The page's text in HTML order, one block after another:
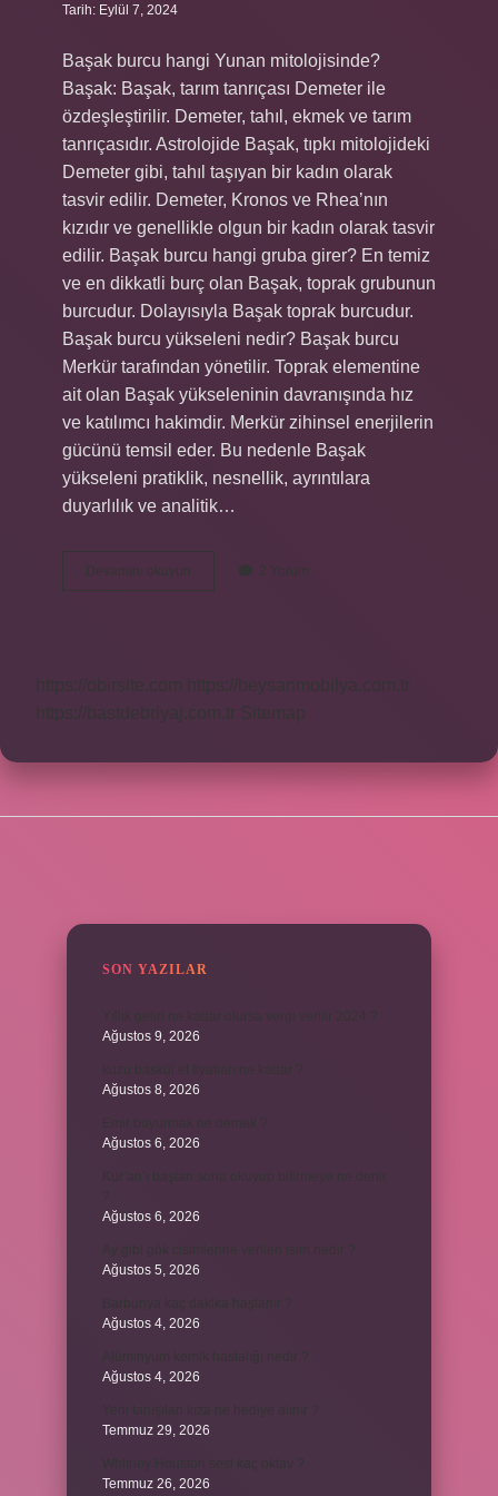
Tarih: Eylül 7, 2024
Başak burcu hangi Yunan mitolojisinde?
Başak: Başak, tarım tanrıçası Demeter ile
özdeşleştirilir. Demeter, tahıl, ekmek ve tarım
tanrıçasıdır. Astrolojide Başak, tıpkı mitolojideki
Demeter gibi, tahıl taşıyan bir kadın olarak
tasvir edilir. Demeter, Kronos ve Rhea’nın
kızıdır ve genellikle olgun bir kadın olarak tasvir
edilir. Başak burcu hangi gruba girer? En temiz
ve en dikkatli burç olan Başak, toprak grubunun
burcudur. Dolayısıyla Başak toprak burcudur.
Başak burcu yükseleni nedir? Başak burcu
Merkür tarafından yönetilir. Toprak elementine
ait olan Başak yükseleninin davranışında hız
ve katılımcı hakimdir. Merkür zihinsel enerjilerin
gücünü temsil eder. Bu nedenle Başak
yükseleni pratiklik, nesnellik, ayrıntılara
duyarlılık ve analitik…
Devamını okuyun
Burcu
2 Yorum
https://obirsite.com
https://beysanmobilya.com.tr
https://bastdebriyaj.com.tr Sitemap
SON YAZILAR
Ağustos 9, 2026
Ağustos 8, 2026
Ağustos 6, 2026
Ağustos 6, 2026
Ağustos 5, 2026
Ağustos 4, 2026
Ağustos 4, 2026
Temmuz 29, 2026
Temmuz 26, 2026